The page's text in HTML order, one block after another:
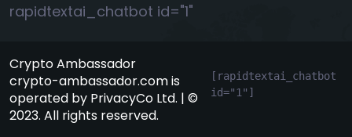
rapidtextai_chatbot id="1"
Crypto Ambassador
crypto-ambassador.com is
operated by PrivacyCo Ltd. | ©
2023. All rights reserved.
[rapidtextai_chatbot
id="1"]